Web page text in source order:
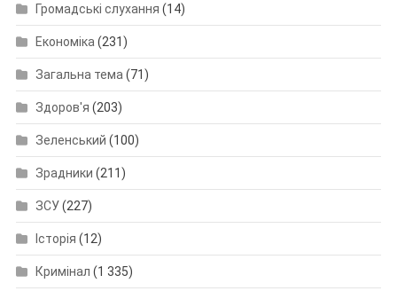
Громадські слухання (14)
Економіка (231)
Загальна тема (71)
Здоров'я (203)
Зеленський (100)
Зрадники (211)
ЗСУ(227)
Історія (12)
Кримінал (1 335)